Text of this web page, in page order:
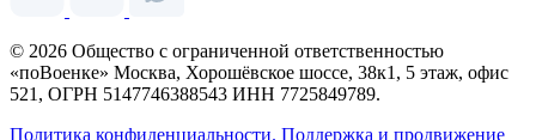
© 2026 Общество с ограниченной ответственностью
«поВоенке» Москва, Хорошёвское шоссе, 38к1, 5 этаж, офис
521, ОГРН 5147746388543 ИНН 7725849789.
Политика конфиденциальности. Поддержка и продвижение